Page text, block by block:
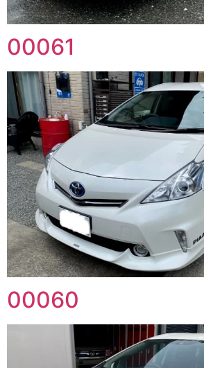
00061
00060